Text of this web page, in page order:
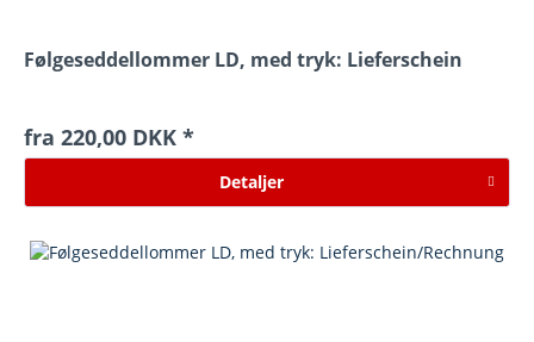
Følgeseddellommer LD, med tryk: Lieferschein
fra 220,00 DKK *
Detaljer